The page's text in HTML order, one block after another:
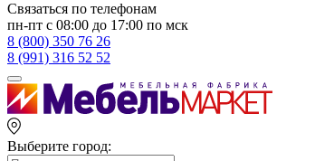
Связаться по телефонам
пн-пт с 08:00 до 17:00 по мск
8 (800) 350 76 26
8 (991) 316 52 52
Выберите город: